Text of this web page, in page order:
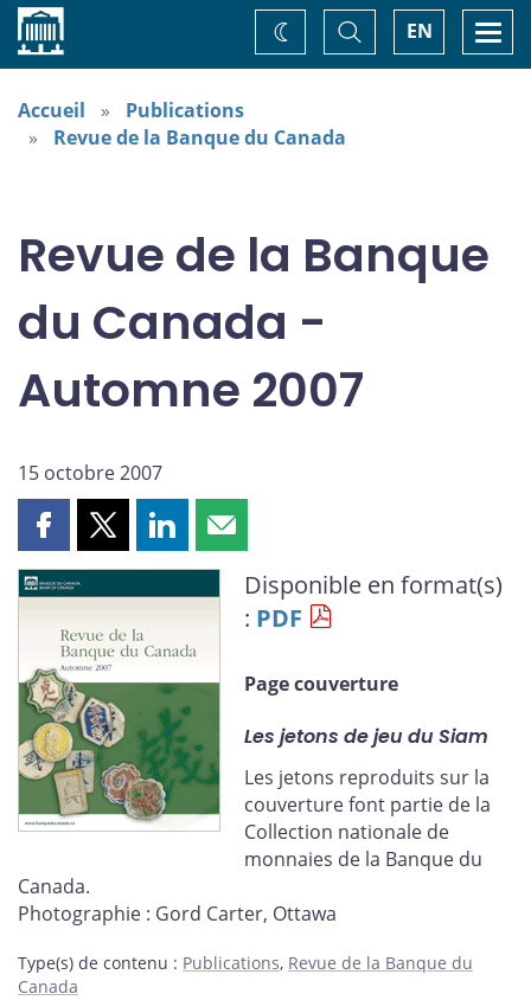
Accueil EN
Basculer
la
recherche
Changez
de
Accueil
Publications
Revue de la Banque du Canada
Revue de la Banque
du Canada -
Automne 2007
15 octobre 2007
Partager
cette
page
Facebook
Partager
cette
page
X
Partager
cette
page
LinkedIn
Partager
cette
page
par
Disponible en format(s)
: PDF
Page couverture
Les jetons de jeu du Siam
Les jetons reproduits sur la
couverture font partie de la
Collection nationale de
monnaies de la Banque du
Canada.
Photographie : Gord Carter, Ottawa
Type(s) de contenu : Publications, Revue de la Banque du
Canada